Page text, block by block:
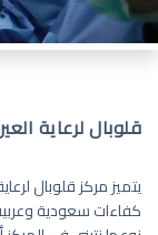
قلوبال لرعاية
يتميز مركز قلوبال
كفاءات سعودية